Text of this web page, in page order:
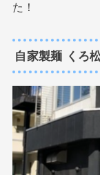
た！
自家製麺 くろ